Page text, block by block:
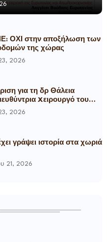
ΟΧΙ στην αποξήλωση των
της χώρας
23, 2026
για τη δρ Θάλεια
Xειρουργό του
23, 2026
γράψει ιστορία στα χωριά
21, 2026